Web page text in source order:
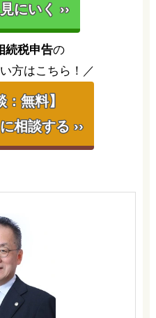
にいく ››
続税申告の
方はこちら！／
：無料】
相談する ››